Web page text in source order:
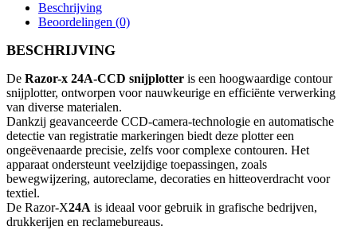
Beschrijving
Beoordelingen (0)
BESCHRIJVING
De Razor-x 24A-CCD snijplotter is een hoogwaardige contour
snijplotter, ontworpen voor nauwkeurige en efficiënte verwerking
van diverse materialen.
Dankzij geavanceerde CCD-camera-technologie en automatische
detectie van registratie markeringen biedt deze plotter een
ongeëvenaarde precisie, zelfs voor complexe contouren. Het
apparaat ondersteunt veelzijdige toepassingen, zoals
bewegwijzering, autoreclame, decoraties en hitteoverdracht voor
textiel.
De Razor-X24A is ideaal voor gebruik in grafische bedrijven,
drukkerijen en reclamebureaus.